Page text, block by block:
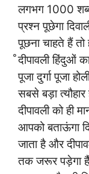
लगभग 1000
प्रश्न पूछेगा
पूछना चाहते हैं
̊दीपावली हिंदुओं
पूजा दुर्गा पूजा
सबसे बड़ा त्यौहार
दीपावली को ही
आपको बताऊंगा
जाता है और
तक जरूर पड़ेगा